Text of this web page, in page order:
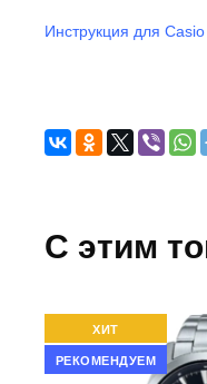
Инструкция для
C этим
ХИТ
РЕКОМЕНДУЕМ